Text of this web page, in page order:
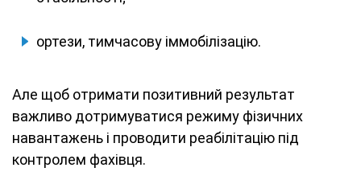
ортези, тимчасову іммобілізацію.
Але щоб отримати позитивний результат
важливо дотримуватися режиму фізичних
навантажень і проводити реабілітацію під
контролем фахівця.